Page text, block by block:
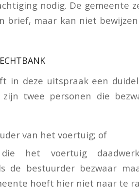
nodig. De gemeente
brief, maar kan niet
in deze uitspraak een
zijn twee personen die
van het voertuig; of
het voertuig
de bestuurder bezwaar
hoeft hier niet naar te